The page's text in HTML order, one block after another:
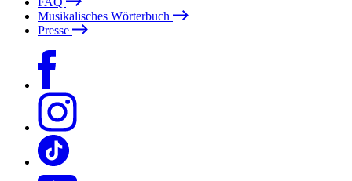
Musikalisches Wörterbuch
Presse